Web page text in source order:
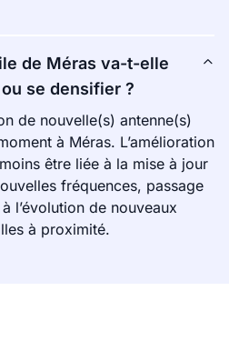
de Méras va-t-elle
se densifier ?
de nouvelle(s) antenne(s)
à Méras. L’amélioration
être liée à la mise à jour
fréquences, passage
l’évolution de nouveaux
à proximité.